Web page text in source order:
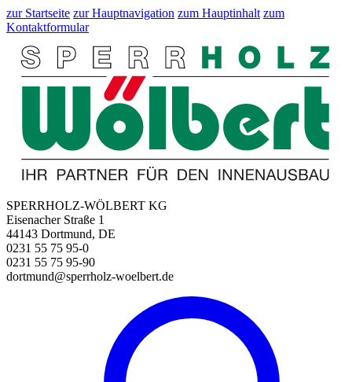
zur Startseite zur Hauptnavigation zum Hauptinhalt zum
Kontaktformular
SPERRHOLZ-WÖLBERT KG
Eisenacher Straße 1
44143 Dortmund, DE
0231 55 75 95-0
0231 55 75 95-90
dortmund@sperrholz-woelbert.de